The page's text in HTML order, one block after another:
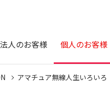
法人のお客様 個人のお客様
アマチュア無線人生いろいろ